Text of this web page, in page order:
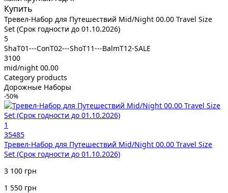
Купить
Тревел-Набор для Путешествий Mid/Night 00.00 Travel Size
Set (Срок годности до 01.10.2026)
5
ShaT01---ConT02---ShoT11---BalmT12-SALE
3100
mid/night 00.00
Category products
Дорожные Наборы
-50%
1
35485
Тревел-Набор для Путешествий Mid/Night 00.00 Travel Size
Set (Срок годности до 01.10.2026)
3 100 грн
1 550 грн